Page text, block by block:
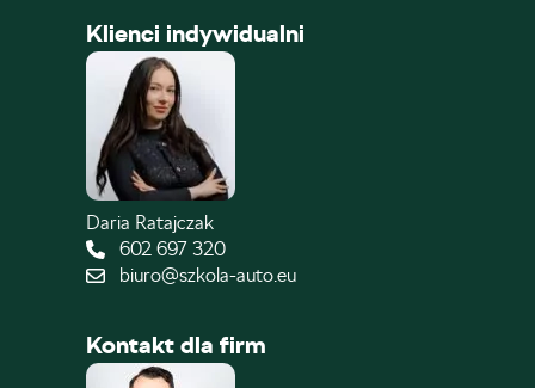
Klienci indywidualni
Daria Ratajczak
602 697 320
biuro@szkola-auto.eu
Kontakt dla firm